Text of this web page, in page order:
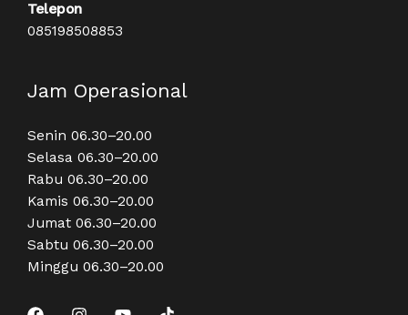
Telepon
085198508853
Jam Operasional
Senin 06.30–20.00
Selasa 06.30–20.00
Rabu 06.30–20.00
Kamis 06.30–20.00
Jumat 06.30–20.00
Sabtu 06.30–20.00
Minggu 06.30–20.00